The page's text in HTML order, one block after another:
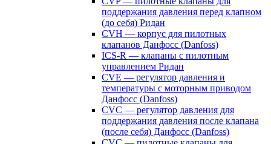
поддержания давления перед клапном
(до себя) Ридан
CVH — корпус для пилотных
клапанов Данфосс (Danfoss)
ICS-R — клапаны с пилотным
управлением Ридан
CVE — регулятор давления и
температуры с моторным приводом
Данфосс (Danfoss)
CVС — регулятор давления для
поддержания давления после клапана
(после себя) Данфосс (Danfoss)